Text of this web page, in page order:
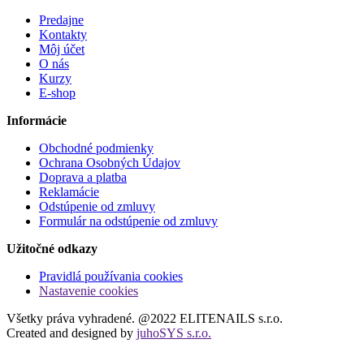
Predajne
Kontakty
Môj účet
O nás
Kurzy
E-shop
Informácie
Obchodné podmienky
Ochrana Osobných Údajov
Doprava a platba
Reklamácie
Odstúpenie od zmluvy
Formulár na odstúpenie od zmluvy
Užitočné odkazy
Pravidlá používania cookies
Nastavenie cookies
Všetky práva vyhradené. @2022 ELITENAILS s.r.o.
Created and designed by juhoSYS s.r.o.